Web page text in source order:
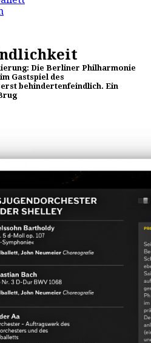
Die Berliner Philharmonie
Gastspiel des
behindertenfeindlich. Ein